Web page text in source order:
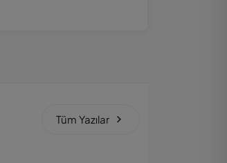
Tüm Yazılar